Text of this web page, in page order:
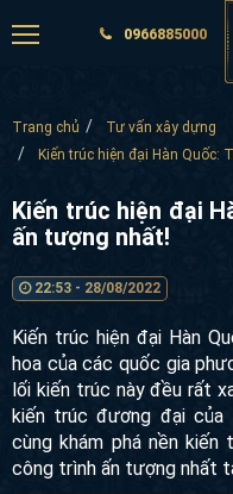
0966885000
Trang chủ
Tư vấn xây dựng
Kiến trúc hiện đại Hàn Quốc:
Kiến trúc hiện
trình ấn tượng nhất!
22:53 - 28/08/2022
Kiến trúc hiện đại Hàn
hoa của các quốc gia
lối kiến trúc này đều rất
kiến ​​trúc đương đại của
cùng khám phá nền kiến
công trình ấn tượng nhất